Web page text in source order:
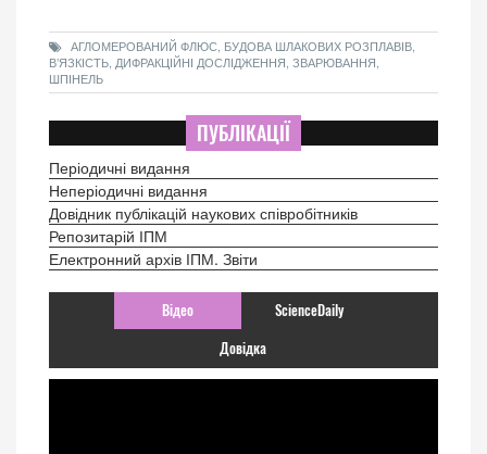
АГЛОМЕРОВАНИЙ ФЛЮС, БУДОВА ШЛАКОВИХ РОЗПЛАВІВ,
В’ЯЗКІСТЬ, ДИФРАКЦІЙНІ ДОСЛІДЖЕННЯ, ЗВАРЮВАННЯ,
ШПІНЕЛЬ
ПУБЛІКАЦІЇ
Періодичні видання
Неперіодичні видання
Довідник публікацій наукових співробітників
Репозитарій ІПМ
Електронний архів ІПМ. Звіти
Відео ScienceDaily
Довідка